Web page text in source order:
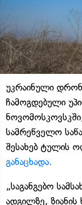
უკრაინული
ჩამოგდებული
სამრეწველო
შესახებ ტულის
განაცხადა.
„საგანგებო
ადგილზე, ზიანის